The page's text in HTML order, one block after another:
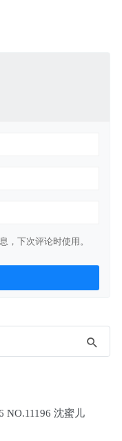
，下次评论时使用。
NO.11196 沈蜜儿